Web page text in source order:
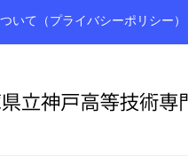
いて（プライバシーポリシー）